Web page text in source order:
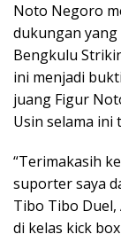
Noto Negoro
dukungan
Bengkulu
ini menjadi
juang Figur
Usin selama ini
“Terimakasih
suporter saya
Tibo Tibo Duel,
di kelas kick